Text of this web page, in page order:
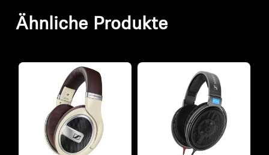
Ähnliche Produkte